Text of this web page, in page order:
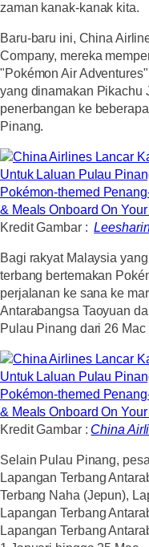
zaman kanak-kanak kita.
Baru-baru ini, China
Company, mereka
"Pokémon Air
yang dinamakan Pikachu
penerbangan ke
Pinang.
Kredit Gambar :
Bagi rakyat Malaysia
terbang bertemakan
perjalanan ke sana ke
Antarabangsa Taoyuan
Pulau Pinang dari 26
Kredit Gambar : China
Selain Pulau Pinang,
Lapangan Terbang
Terbang Naha (Jepun),
Lapangan Terbang
Lapangan Terbang